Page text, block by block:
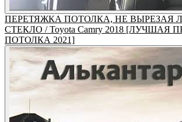
ПЕРЕТЯЖКА ПОТОЛКА, НЕ ВЫРЕЗАЯ
СТЕКЛО / Toyota Camry 2018 [ЛУЧШАЯ
ПОТОЛКА 2021]